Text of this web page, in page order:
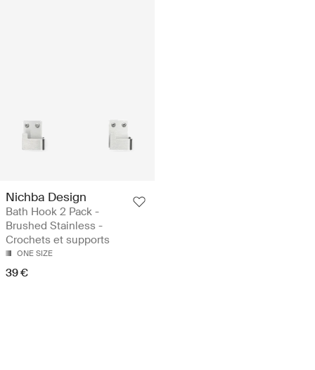
Nichba Design
Bath Hook 2 Pack -
Brushed Stainless -
Crochets et supports
ONE SIZE
39 €